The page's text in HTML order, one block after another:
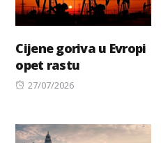
Cijene goriva u Evropi
opet rastu
Posted
27/07/2026